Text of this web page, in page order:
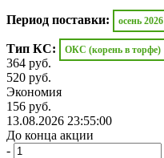
Период поставки: осень 2026
Тип КС: ОКС (корень в торфе)
364 руб.
520 руб.
Экономия
156 руб.
13.08.2026 23:55:00
До конца акции
-